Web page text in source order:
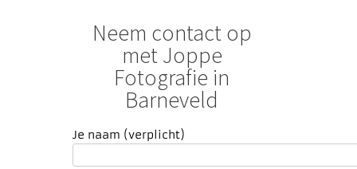
Neem contact op
met Joppe
Fotografie in
Barneveld
Je naam (verplicht)